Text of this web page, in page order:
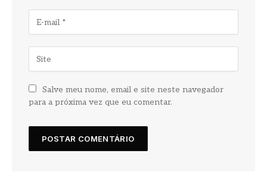
Salve meu nome, email e site neste navegador
para a próxima vez que eu comentar.